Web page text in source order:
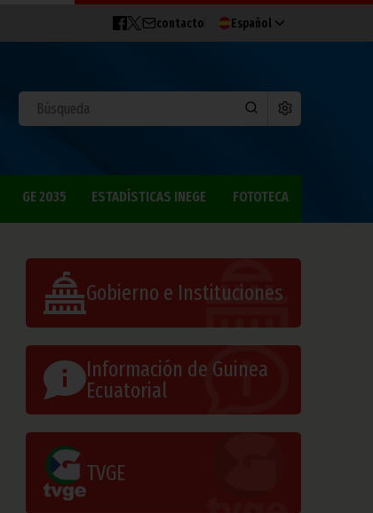
contacto Español
GE 2035 ESTADÍSTICAS INEGE FOTOTECA
Gobierno e Instituciones
Información de Guinea
Ecuatorial
TVGE